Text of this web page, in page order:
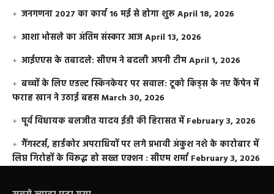
जनगणना 2027 का कार्य 16 मई से होगा शुरूApril 18, 2026
आशा भोसले का अंतिम संस्कार आजApril 13, 2026
आईएएस के तबादले: सीएम ने बदली अपनी टीमApril 1, 2026
बच्चों के लिए एडल्ट स्किनकेयर पर सवाल: टूको किड्स के नए कैंपेन में
फराह खान ने उठाई बहसMarch 30, 2026
पूर्व विधायक बलजीत यादव ईडी की हिरासत में February 3, 2026
गैंगस्टर्स, हार्डकोर अपराधियों पर लगे प्रभावी अंकुश नशे के कारोबार में
लिप्त गिरोहों के विरूद्ध हो सख्त एक्शन : सीएम शर्मा February 3, 2026